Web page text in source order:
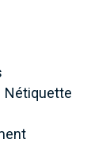
Nétiquette